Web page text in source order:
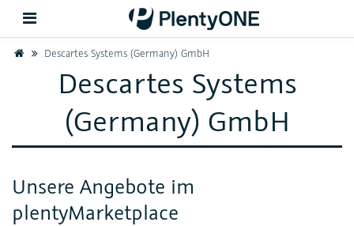
Zurück
Hardware
HomeDescartes Systems (Germany) GmbH
Descartes Systems
(Germany) GmbH
Unsere Angebote im
plentyMarketplace